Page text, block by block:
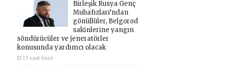
Birleşik Rusya Genç
Muhafızları’ndan
gönüllüler, Belgorod
sakinlerine yangın
söndürücüler ve jeneratörler
konusunda yardımcı olacak
13 saat önce